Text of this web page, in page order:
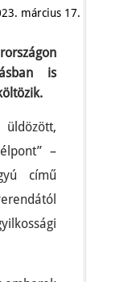
március 17.
is
–
című